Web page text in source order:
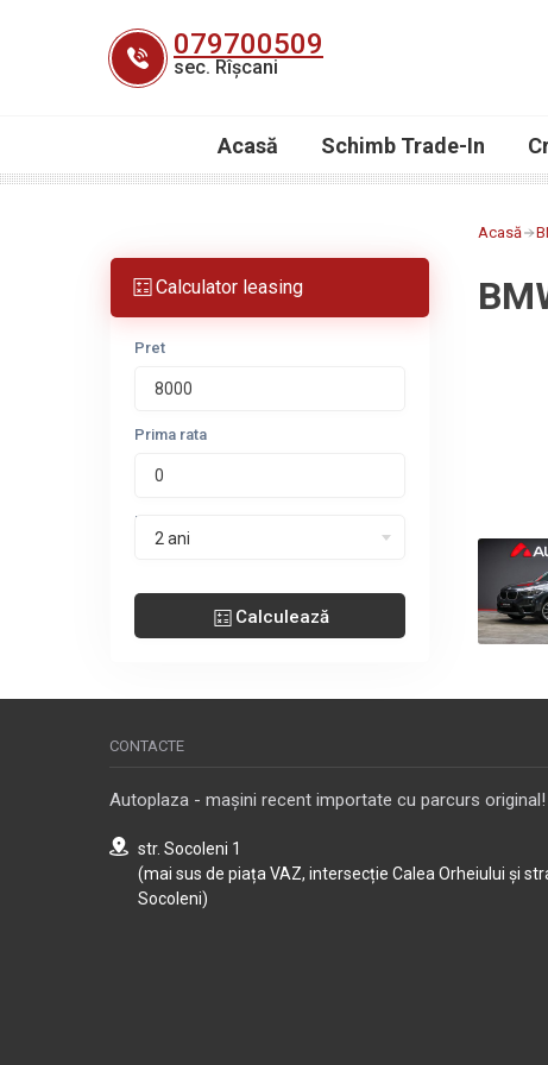
079700509
sec. Rîșcani
Acasă Schimb Trade-In
Calculator leasing
Pret
Prima rata
Perioada leasing
2 ani
Calculează
Acasă
CONTACTE
Autoplaza - mașini recent importate cu parcurs original!
str. Socoleni 1
(mai sus de piața VAZ, intersecție Calea Orheiului și
Socoleni)